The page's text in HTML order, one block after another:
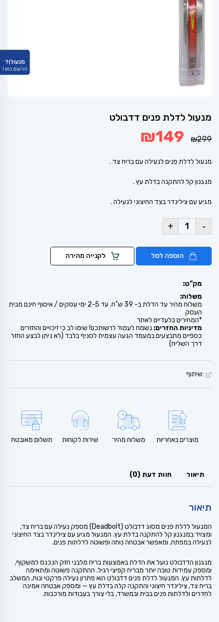
מנעול לדלת פנים דדבולט
₪299
המחיר
המקורי
₪149
מנעול לדלת פנים לנעילה עם בריח צד .
מנגנון קל להתקנה בדלת עץ .
מגיע עם צילינדר בצד החיצוני לנעילה .
-
+
הוספה לסל לקנייה מהירה
מק"ט:
משלוח:
משלוח מהיר עד הדלת ב- 39 ש"ח. עד 2-5 ימי עסקים / איסוף חינם מבית
העסק
*המחירים בלעדיים לאתר
מדיניות החזרים: נשמח לעמוד לרשותכם! שימו לב כי זיכויים והחזרים
כספיים מתבצעים במעמד הגעה עצמית לסניף בלבד (לא ניתן לבצע החזר
דרך השליח)
:שיתוף
מוצרים באחריות משלוח מהיר שירות לקוחות תשלום מאובטח
תיאור חוות דעת (0)
תיאור
המנעול לדלת פנים מסוג דדבולט (Deadbolt) מספק נעילה עם בריח צד,
ומצויד במנגנון קל להתקנה בדלת עץ. המנעול מגיע עם צילינדר בצד החיצוני
לנעילה במפתח, ומאפשר אבטחה נוחה ופשוטה לדלתות פנים.
מנגנון הדדבולט נועל את הדלת באמצעות בריח מלבני חזק הנכנס למשקוף,
ומספק עמידות טובה יותר מבריח קפיצי רגיל. ההתקנה פשוטה ומתאימה
לדלתות עץ. המנעול לדלת פנים דדבולט הוא פתרון נעילה פרקטי ונוח, המשלב
בריח צד, צילינדר חיצוני והתקנה קלה בדלת עץ — ומספק אבטחה אמינה
לחדרים ולדלתות פנים בבית ובמשרד, בלי צורך בעבודות מורכבות.
מנעולן?
הרשם כאן !